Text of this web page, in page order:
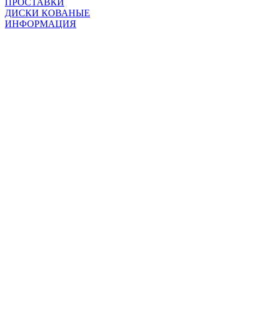
ПРОСТАВКИ
ДИСКИ КОВАНЫЕ
ИНФОРМАЦИЯ